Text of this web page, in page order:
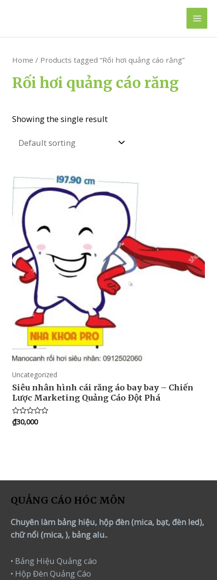
Main
Home / Products tagged “Rối hơi quảng cáo răng”
Rối hơi quảng cáo răng
Showing the single result
Uncategorized
Siêu nhân hình cái răng áo bay bay – Chiến
Lược Marketing Quảng Cáo Đột Phá
Rated
0
₫30,000
QUẢNG CÁO HÓC MÔN
Chuyên làm bảng hiệu, hộp đèn (mica, bạt, đèn led),
chữ nổi (mica, ), bảng alu..
• Bảng Hiệu Quảng cáo
• Hộp Đèn Quảng Cáo